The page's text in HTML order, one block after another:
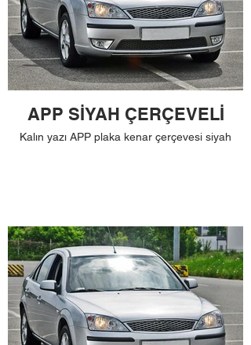
APP SİYAH ÇERÇEVELİ
Kalın yazı APP plaka kenar çerçevesi siyah